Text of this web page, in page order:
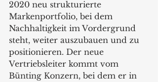
2020 neu strukturierte
Markenportfolio, bei dem
Nachhaltigkeit im Vordergrund
steht, weiter auszubauen und zu
positionieren. Der neue
Vertriebsleiter kommt vom
Bünting Konzern, bei dem er in